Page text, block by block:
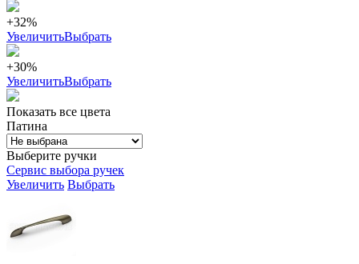
+32%
УвеличитьВыбрать
+30%
УвеличитьВыбрать
Показать все цвета
Патина
Выберите ручки
Сервис выбора ручек
Увеличить Выбрать